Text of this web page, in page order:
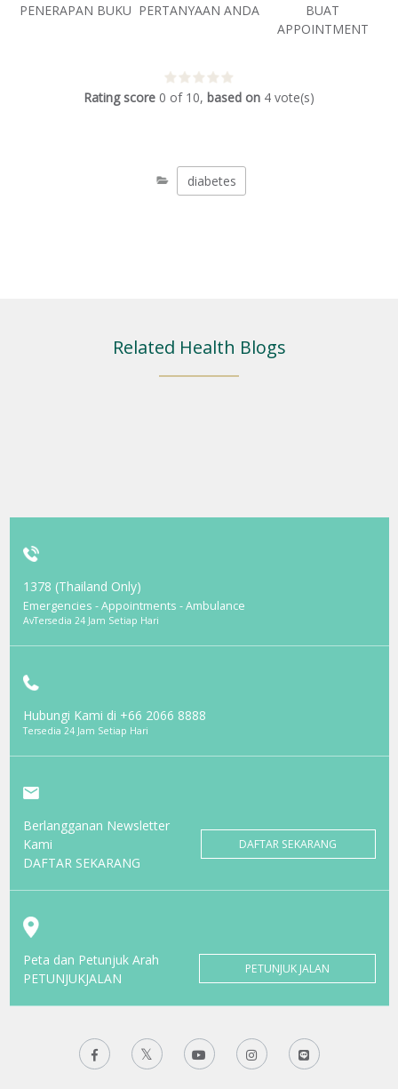
PENERAPAN BUKU PERTANYAAN ANDA
BUAT
APPOINTMENT
Rating score 0 of 10, based on 4 vote(s)
diabetes
Related Health Blogs
1378 (Thailand Only)
Emergencies - Appointments - Ambulance
AvTersedia 24 Jam Setiap Hari
Hubungi Kami di +66 2066 8888
Tersedia 24 Jam Setiap Hari
Berlangganan Newsletter
Kami
DAFTAR SEKARANG
DAFTAR SEKARANG
Peta dan Petunjuk Arah
PETUNJUKJALAN
PETUNJUK JALAN